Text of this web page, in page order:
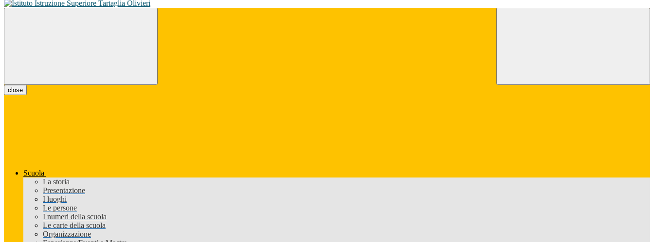
close
Scuola
La storia
Presentazione
I luoghi
Le persone
I numeri della scuola
Le carte della scuola
Organizzazione